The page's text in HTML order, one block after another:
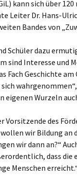
kann sich über
Leiter Dr. Hans-
Bandes von
Schüler dazu
sind Interesse
Fach Geschichte
eigenen Wurzeln
Vorsitzende des
wir Bildung an
wir dann an?“
dass
Menschen